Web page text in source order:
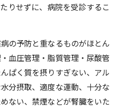
りせずに、病院を受診するこ
の予防と重なるものがほとん
血圧管理・脂質管理・尿酸管
ぱく質を摂りすぎない、アル
分摂取、適度な運動、十分な
ない、禁煙などが腎臓をいた